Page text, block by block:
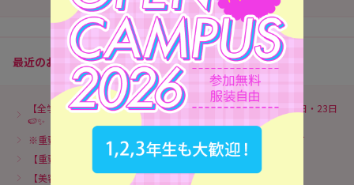
最近のお知らせ
【全学年におすすめ！】✨🍉次回のオープンキャンパスは8月16日・23日
🍉✨
※重要※【2027年4月入学】ヘアメイク科AOエントリーについて
【重要】2027年度一部学科の入学定員変更（増員）のお知らせ
【美容科のAOエントリーについて】